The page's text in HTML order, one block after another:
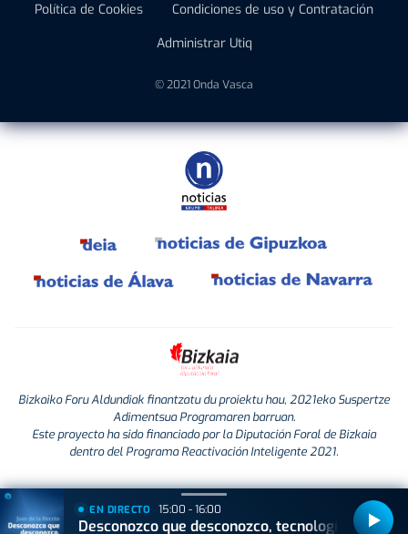
Política de Cookies
Condiciones de uso y Contratación
Administrar Utiq
© 2021 Onda Vasca
Bizkaiko Foru Aldundiak finantzatu du proiektu hau, 2021eko Suspertze
Adimentsua Programaren barruan.
Este proyecto ha sido financiado por la Diputación Foral de Bizkaia
dentro del Programa Reactivación Inteligente 2021.
EN DIRECTO 15:00 - 16:00
Desconozco que desconozco, tecnología